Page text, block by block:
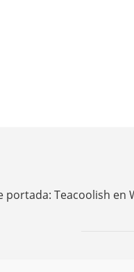
portada: Teacoolish en